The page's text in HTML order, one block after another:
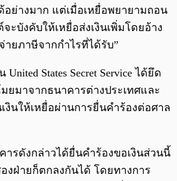
อย่างมาก แต่เมื่อเหยื่อพยายามถอน
จะบังคับให้เหยื่อส่งเงินเพิ่มโดยอ้าง
ายภาษีจากกำไรที่ได้รับ”
States Secret Service ได้ยึด
ยมาจากธนาคารต่างประเทศและ
งินให้เหยื่อผ่านการยื่นคำร้องต่อศาล
ารดังกล่าวได้ยื่นคำร้องขอเงินส่วนนี้
งฝ่ายก็ตกลงกันได้ โดยทางการ